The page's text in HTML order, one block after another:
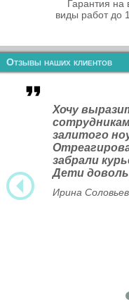
Гарантия на
виды работ до
Отзывы наших клиентов
Хочу
залитого
забрали
Дети
Ирина